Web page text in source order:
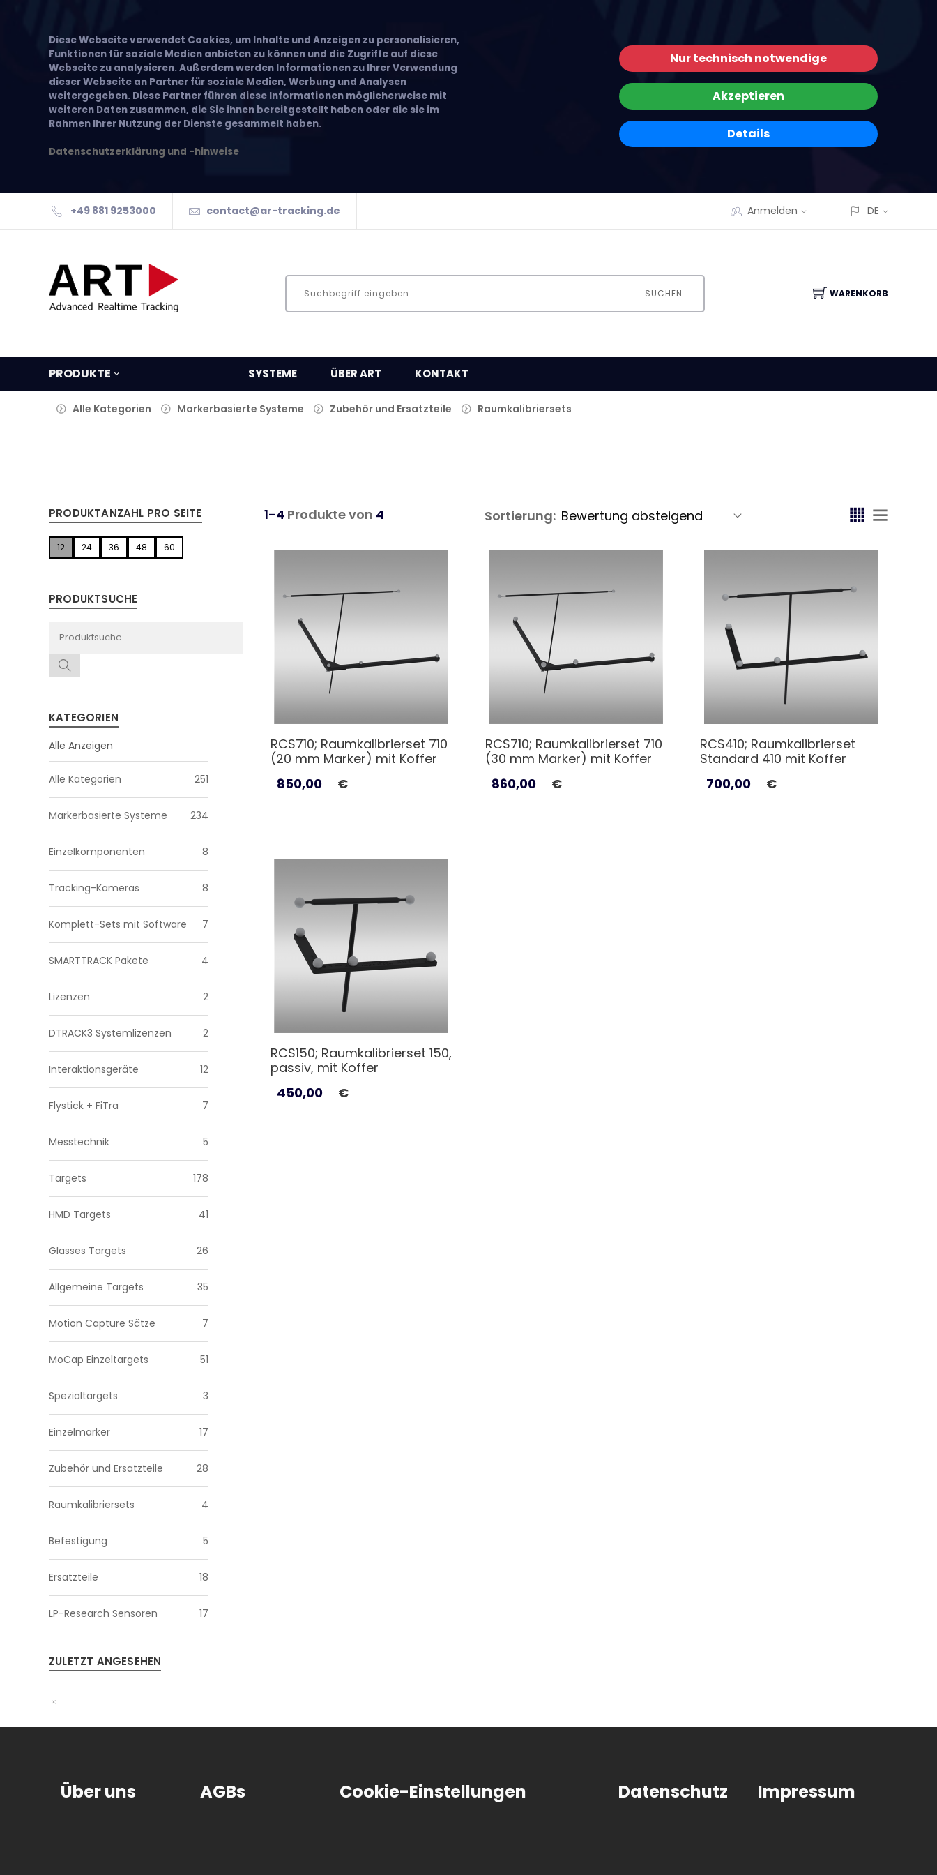
Diese Webseite verwendet Cookies, um Inhalte und Anzeigen zu personalisieren,
Funktionen für soziale Medien anbieten zu können und die Zugriffe auf diese
Webseite zu analysieren. Außerdem werden Informationen zu Ihrer Verwendung
dieser Webseite an Partner für soziale Medien, Werbung und Analysen
weitergegeben. Diese Partner führen diese Informationen möglicherweise mit
weiteren Daten zusammen, die Sie ihnen bereitgestellt haben oder die sie im
Rahmen Ihrer Nutzung der Dienste gesammelt haben.
Datenschutzerklärung und -hinweise
Nur technisch notwendige
Akzeptieren
Details
+49 881 9253000 contact@ar-tracking.de Anmelden DE
SUCHEN WARENKORB
PRODUKTE SYSTEME ÜBER ART KONTAKT
Alle Kategorien Markerbasierte Systeme Zubehör und Ersatzteile Raumkalibriersets
PRODUKTANZAHL PRO SEITE
12 24 36 48 60
PRODUKTSUCHE
KATEGORIEN
Alle Anzeigen
Alle Kategorien 251
Markerbasierte Systeme 234
Einzelkomponenten 8
Tracking-Kameras 8
Komplett-Sets mit Software 7
SMARTTRACK Pakete 4
Lizenzen 2
DTRACK3 Systemlizenzen 2
Interaktionsgeräte 12
Flystick + FiTra 7
Messtechnik 5
Targets 178
HMD Targets 41
Glasses Targets 26
Allgemeine Targets 35
Motion Capture Sätze 7
MoCap Einzeltargets 51
Spezialtargets 3
Einzelmarker 17
Zubehör und Ersatzteile 28
Raumkalibriersets 4
Befestigung 5
Ersatzteile 18
LP-Research Sensoren 17
ZULETZT ANGESEHEN
1-4 Produkte von 4 Sortierung:
RCS710; Raumkalibrierset 710
(20 mm Marker) mit Koffer
850,00
€
RCS710; Raumkalibrierset 710
(30 mm Marker) mit Koffer
860,00
€
RCS410; Raumkalibrierset
Standard 410 mit Koffer
700,00
€
RCS150; Raumkalibrierset 150,
passiv, mit Koffer
450,00
€
Über uns AGBs Cookie-Einstellungen Datenschutz Impressum